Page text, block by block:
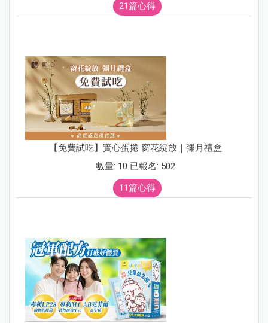
21篇心得
【免費試吃】實心蛋捲 窗花綻放｜彌月禮盒
數量: 10 已報名: 502
11篇心得